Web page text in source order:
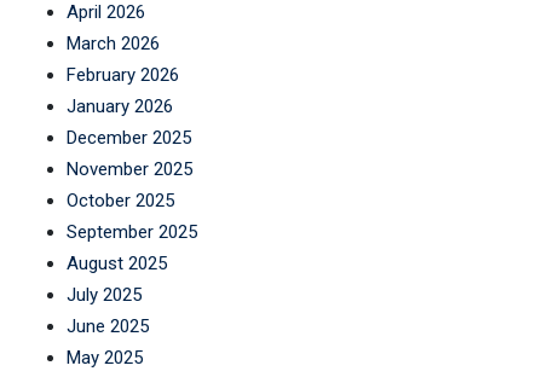
April 2026
March 2026
February 2026
January 2026
December 2025
November 2025
October 2025
September 2025
August 2025
July 2025
June 2025
May 2025